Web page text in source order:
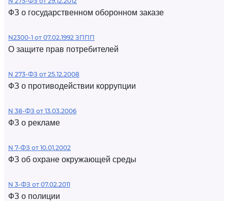
ФЗ о государственном оборонном заказе
N2300-1 от 07.02.1992 ЗППП
О защите прав потребителей
N 273-ФЗ от 25.12.2008
ФЗ о противодействии коррупции
N 38-ФЗ от 13.03.2006
ФЗ о рекламе
N 7-ФЗ от 10.01.2002
ФЗ об охране окружающей среды
N 3-ФЗ от 07.02.2011
ФЗ о полиции